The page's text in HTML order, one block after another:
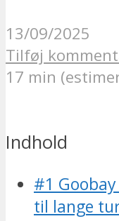
13/09/2025
Tilføj
17 min
Indhold
#1
til lange